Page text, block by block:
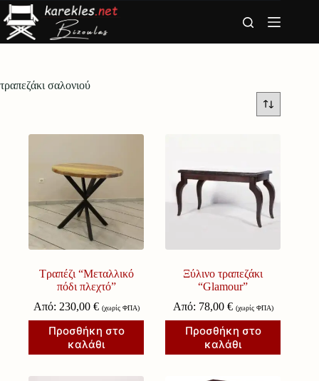
Μετάβαση
στο
περιεχόμενο
τραπεζάκι σαλονιού
Tραπέζι “Μεταλλικό
πόδι πλεχτό”
Από: 230,00 € (χωρίς ΦΠΑ)
Προσθήκη στο
καλάθι
Ξύλινο τραπεζάκι
“Glamour”
Από: 78,00 € (χωρίς ΦΠΑ)
Προσθήκη στο
καλάθι